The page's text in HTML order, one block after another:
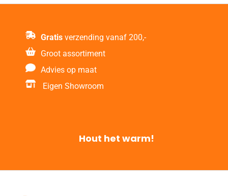
Gratis verzending vanaf 200,-
Groot assortiment
Advies op maat
Eigen Showroom
Hout het warm!